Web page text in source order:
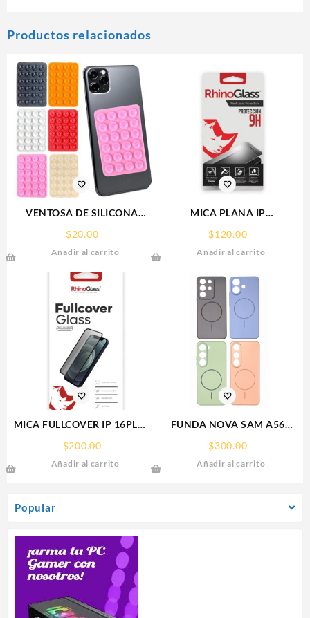
Popular
Productos relacionados
VENTOSA DE SILICONA
$20.00
Añadir al carrito
MICA PLANA IP
9H RHINOGLASS
$120.00
Añadir al carrito
MICA FULLCOVER IP 16PLUS
IPHONE RHINOGLASS
$200.00
Añadir al carrito
FUNDA NOVA SAM A56
FUNDA SILICONA SIN
SOPORTE MAGNETICO
SAMSUNG
$300.00
Añadir al carrito